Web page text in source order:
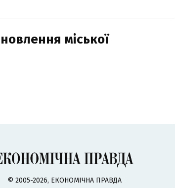
міської
© 2005-2026, ЕКОНОМІЧНА ПРАВДА